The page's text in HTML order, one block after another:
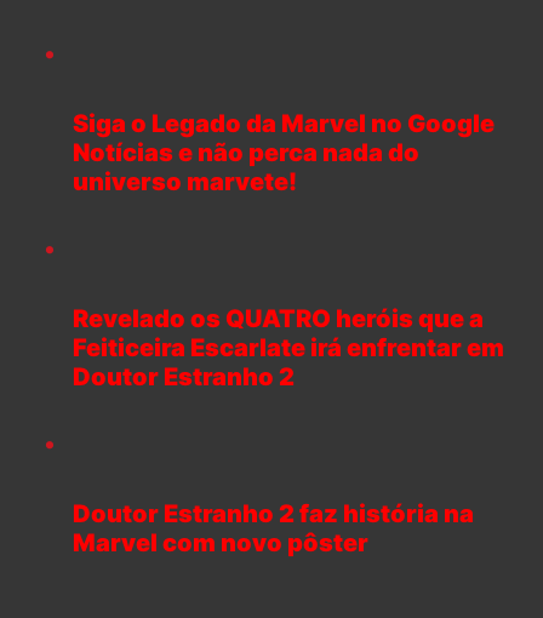
Siga o Legado da Marvel no Google
Notícias e não perca nada do
universo marvete!
Revelado os QUATRO heróis que a
Feiticeira Escarlate irá enfrentar em
Doutor Estranho 2
Doutor Estranho 2 faz história na
Marvel com novo pôster